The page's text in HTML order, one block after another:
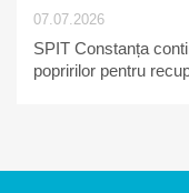
07.07.2026
SPIT Constanța
popririlor pentru